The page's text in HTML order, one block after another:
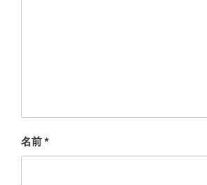
名前 *